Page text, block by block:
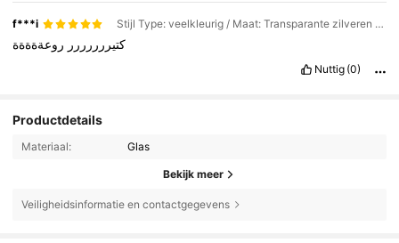
f***i Stijl Type: veelkleurig / Maat: Transparante zilveren oorbellen met dubbele oren
كتيررررررر روعةةةةة
Nuttig (0)
Productdetails
Materiaal: Glas
Bekijk meer
Veiligheidsinformatie en contactgegevens